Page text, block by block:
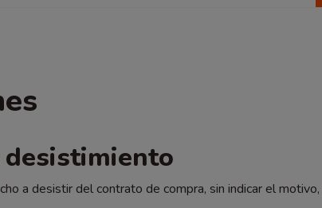
desistimiento
a desistir del contrato de compra, sin indicar el